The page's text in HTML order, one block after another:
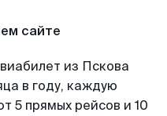
сайте
из Пскова
в году, каждую
5 прямых рейсов и 10